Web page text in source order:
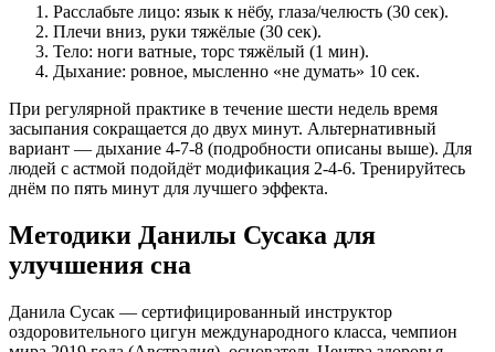
Расслабьте лицо: язык к нёбу, глаза/челюсть (30 сек).
Плечи вниз, руки тяжёлые (30 сек).
Тело: ноги ватные, торс тяжёлый (1 мин).
Дыхание: ровное, мысленно «не думать» 10 сек.
При регулярной практике в течение шести недель время
засыпания сокращается до двух минут. Альтернативный
вариант — дыхание 4-7-8 (подробности описаны выше). Для
людей с астмой подойдёт модификация 2-4-6. Тренируйтесь
днём по пять минут для лучшего эффекта.
Методики Данилы Сусака для
улучшения сна
Данила Сусак — сертифицированный инструктор
оздоровительного цигун международного класса, чемпион